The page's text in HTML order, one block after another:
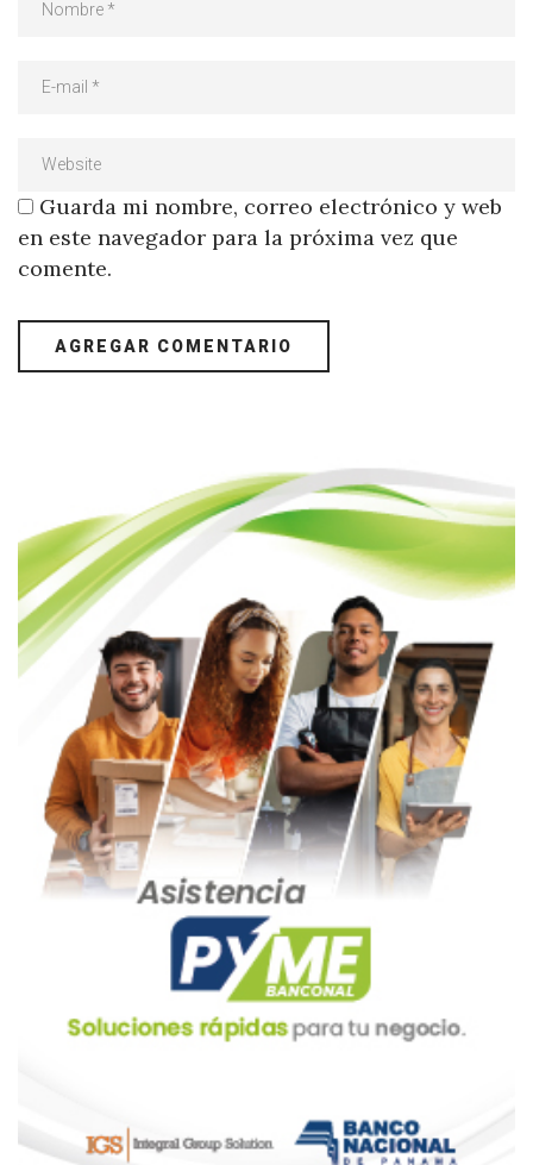
Guarda mi nombre, correo electrónico y web
en este navegador para la próxima vez que
comente.